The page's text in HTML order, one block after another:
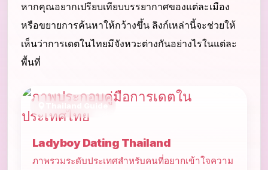
หากคุณอยากเปรียบเทียบบรรยากาศของแต่ละเมือง
หรือขยายการค้นหาให้กว้างขึ้น ลิงก์เหล่านี้จะช่วยให้
เห็นว่าการเดตในไทยมีจังหวะต่างกันอย่างไรในแต่ละ
พื้นที่
Ladyboy Dating Thailand
ภาพรวมระดับประเทศสำหรับคนที่อยากเข้าใจความ